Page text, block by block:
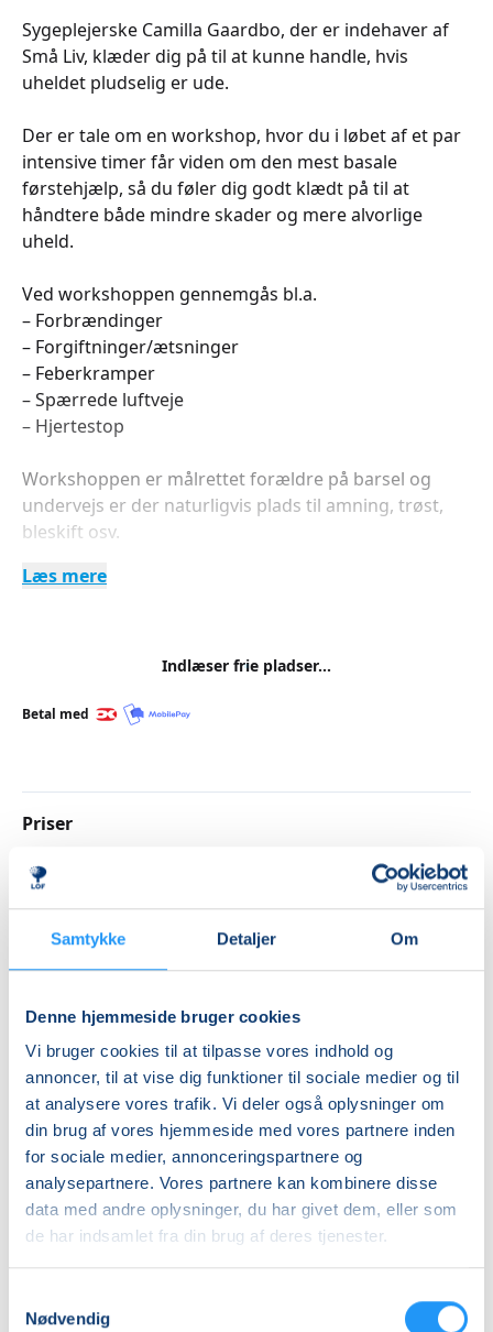
Samtykke Detaljer Om
Denne hjemmeside bruger cookies
Vi bruger cookies til at tilpasse vores indhold og
annoncer, til at vise dig funktioner til sociale medier og til
at analysere vores trafik. Vi deler også oplysninger om
din brug af vores hjemmeside med vores partnere inden
for sociale medier, annonceringspartnere og
analysepartnere. Vores partnere kan kombinere disse
data med andre oplysninger, du har givet dem, eller som
de har indsamlet fra din brug af deres tjenester.
Nødvendig
Sygeplejerske Camilla Gaardbo, der er indehaver af
Små Liv, klæder dig på til at kunne handle, hvis
uheldet pludselig er ude.
Der er tale om en workshop, hvor du i løbet af et par
intensive timer får viden om den mest basale
førstehjælp, så du føler dig godt klædt på til at
håndtere både mindre skader og mere alvorlige
uheld.
Ved workshoppen gennemgås bl.a.
– Forbrændinger
– Forgiftninger/ætsninger
– Feberkramper
– Spærrede luftveje
– Hjertestop
Workshoppen er målrettet forældre på barsel og
undervejs er der naturligvis plads til amning, trøst,
bleskift osv.
Gravide samt bedsteforældre og andre interesserede
For at få bedst muligt udbytte er der et begrænset
Læs mere
Indlæser frie pladser...
Betal med
Priser
Almen
DKK 395,00
Ledig-KBH
DKK 372,00
Ledig-FRB
DKK 375,00
Studerende-KBH
DKK 372,00
Studerende-FRB
DKK 375,00
Unge (18-25 år)-KBH
Info